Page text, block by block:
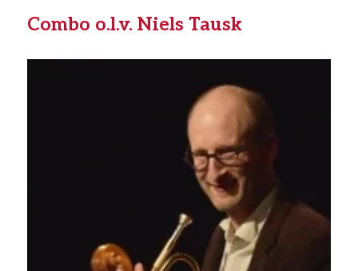
Combo o.l.v. Niels Tausk